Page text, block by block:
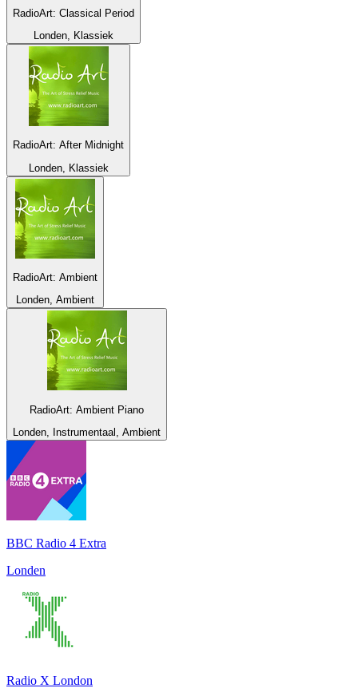
RadioArt: Classical Period
Londen, Klassiek
RadioArt: After Midnight
Londen, Klassiek
RadioArt: Ambient
Londen, Ambient
RadioArt: Ambient Piano
Londen, Instrumentaal, Ambient
BBC Radio 4 Extra
Londen
Radio X London